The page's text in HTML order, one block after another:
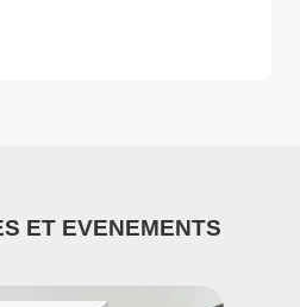
ET EVENEMENTS